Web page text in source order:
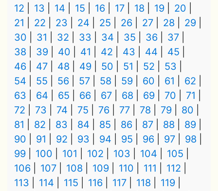
12
13 14 15 16 17 18 19
20
21
22 23 24 25 26 27 28
29
30
31 32 33 34 35 36
37
38
39 40 41 42 43 44
45
46
47 48 49 50 51 52
53
54
55 56 57 58 59 60 61
62
63
64 65 66 67 68 69 70
71
72
73 74 75 76 77 78 79
80
81
82 83 84 85 86 87 88
89
90
91 92 93 94 95 96 97
98
99
100 101 102 103 104
105
106
107 108 109 110 111
112
113
114 115 116 117 118
119